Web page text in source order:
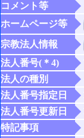
コメント等
ホームページ等
宗教法人情報
法人番号(＊4)
法人の種別
法人番号指定日
法人番号更新日
特記事項